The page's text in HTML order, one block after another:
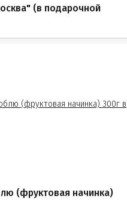
(в подарочной
(фруктовая начинка)